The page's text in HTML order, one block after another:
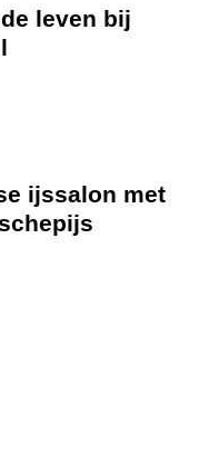
leven bij
ijssalon met